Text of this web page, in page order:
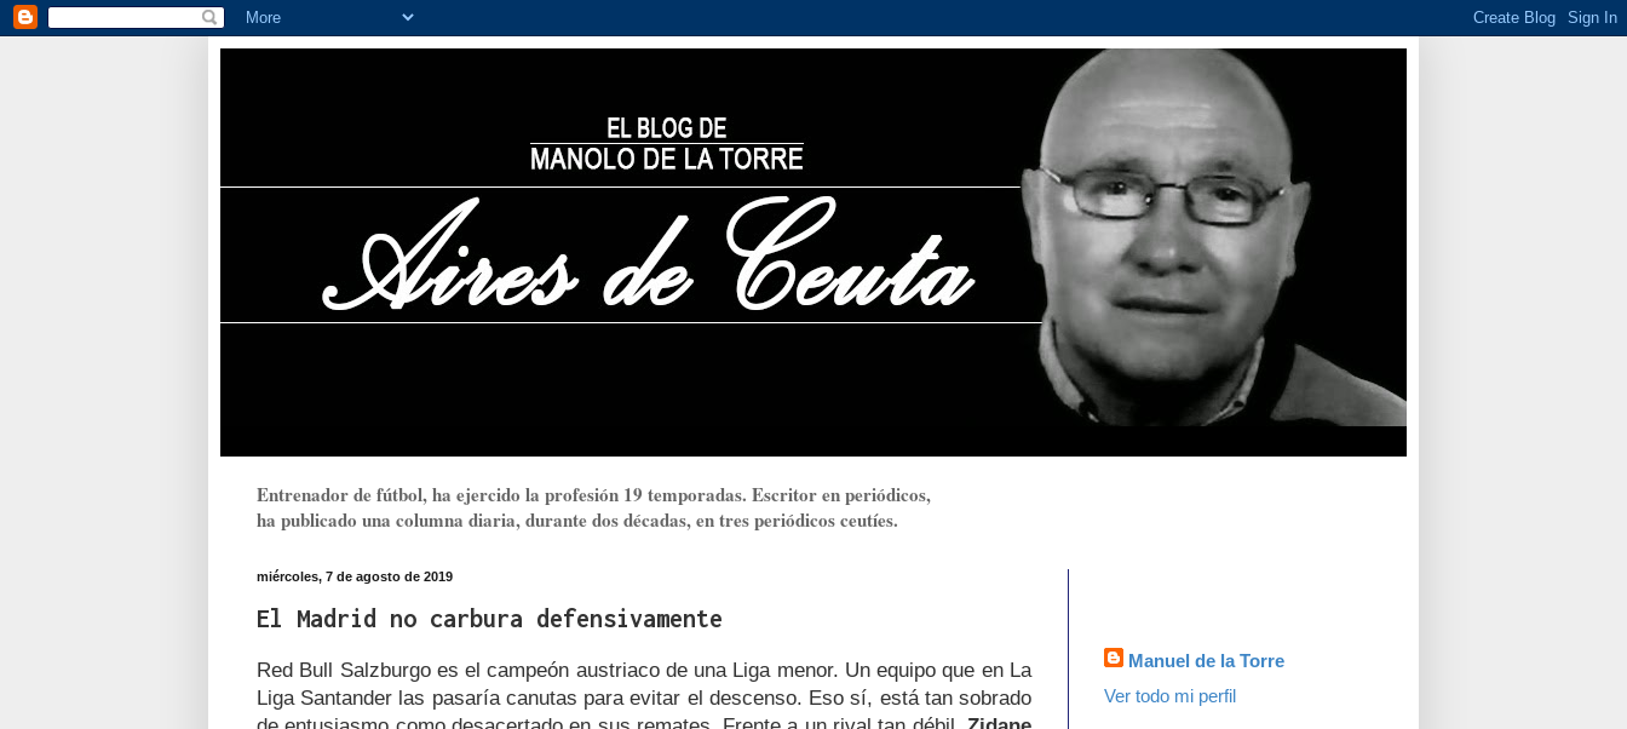
Entrenador de fútbol, ha ejercido la profesión 19 temporadas. Escritor en periódicos,
ha publicado una columna diaria, durante dos décadas, en tres periódicos ceutíes.
miércoles, 7 de agosto de 2019
El Madrid no carbura defensivamente
Red Bull Salzburgo es el campeón austriaco de una Liga menor. Un equipo que en La
Liga Santander las pasaría canutas para evitar el descenso. Eso sí, está tan sobrado
Manuel de la Torre
Ver todo mi perfil